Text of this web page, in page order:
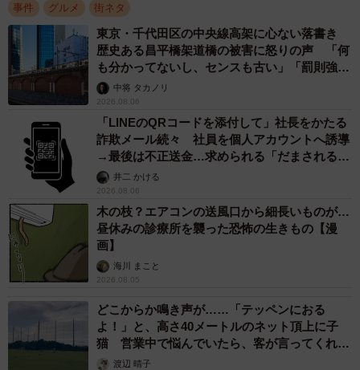
べた皿をテーブルの下で受け渡ししていて、奥に座ってい
る人が足元に置いているようでした。会計の際にすぐに片
付けをおこない、テーブルの下に皿があることを確認して
引き留めました。
ー相手はどのような反応でしたか？
顔を見合わせて慌てた表情をしていました。ただ前回の時
に警察へ届け出ていたわけではないことや、相手が学生だ
ったこともあり、「払い忘れたお皿がありますので会計を
お願いします」と伝え、食べた分の代金を支払ってもらい
ました。これ以降は食い逃げ事件が発生していません。
この事件を経て「お客様が少ない時でもすぐにお皿を片付
ける」というルールを徹底することにしました。この対策
事件 グルメ 街ネタ
東京・千代田区の中央線高架に心ない落書き
歴史ある昌平橋架道橋の被害に怒りの声 「何
も分かってないし、センスも古い」「罰則強化
して」中将 タカノリ
2026.08.06
「LINEのQRコードを添付して」社長をかたる
詐欺メール続々 社員を個人アカウントへ誘導
→最後は不正送金…求められる「だまされる前
提」の対策
井二 かける
2026.08.06
木の枝？エアコンの送風口から細長いものが…
昼休みの診療所を襲った恐怖の生きもの【漫
画】
海川 まこと
2026.08.05
どこからか鳴き声が……「テッペンにおる
よ！」と、高さ40メートルのネット頂上に子
猫 営業中で悩んでいたら、客が言ってくれた
のは？
渡辺 晴子